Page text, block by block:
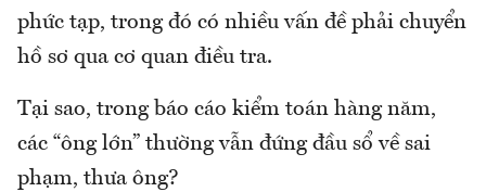
phức tạp, trong đó có nhiều vấn đề phải chuyển
hồ sơ qua cơ quan điều tra.
Tại sao, trong báo cáo kiểm toán hàng năm,
các “ông lớn” thường vẫn đứng đầu sổ về sai
phạm, thưa ông?